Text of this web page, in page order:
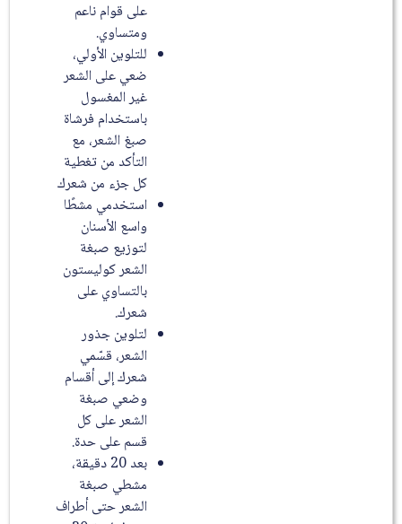
على قوام ناعم
ومتساوي.
للتلوين الأولي،
ضعي على الشعر
غير المغسول
باستخدام فرشاة
صبغ الشعر، مع
التأكد من تغطية
كل جزء من شعرك
استخدمي مشطًا
واسع الأسنان
لتوزيع صبغة
الشعر كوليستون
بالتساوي على
شعرك.
لتلوين جذور
الشعر، قسّمي
شعرك إلى أقسام
وضعي صبغة
الشعر على كل
قسم على حدة.
بعد 20 دقيقة،
مشطي صبغة
الشعر حتى أطراف